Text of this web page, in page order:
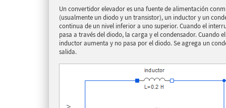
Un convertidor elevador es una fuente de alimentación
(usualmente un diodo y un transistor), un inductor y un
continua de un nivel inferior a uno superior. Cuando el
pasa a través del diodo, la carga y el condensador. Cuando
inductor aumenta y no pasa por el diodo. Se agrega un
salida.